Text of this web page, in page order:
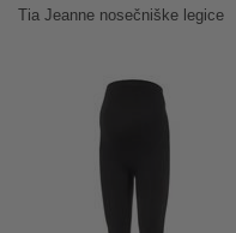
Tia Jeanne nosečniške legice